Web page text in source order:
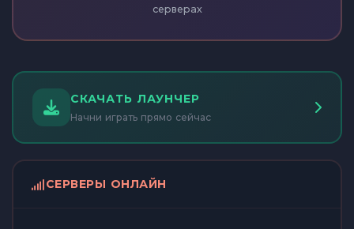
серверах
СКАЧАТЬ ЛАУНЧЕР
Начни играть прямо сейчас
СЕРВЕРЫ ОНЛАЙН